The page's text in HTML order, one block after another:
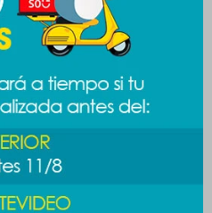
rosa
1.189